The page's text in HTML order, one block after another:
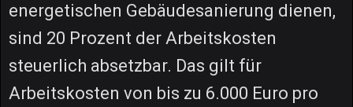
energetischen Gebäudesanierung dienen,
sind 20 Prozent der Arbeitskosten
steuerlich absetzbar. Das gilt für
Arbeitskosten von bis zu 6.000 Euro pro